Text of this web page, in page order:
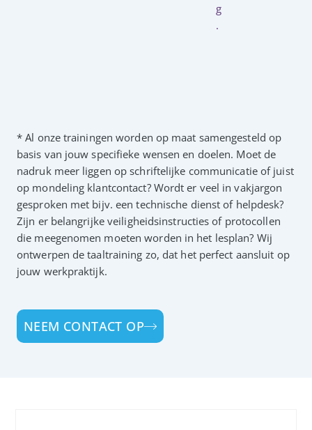
g
.
* Al onze trainingen worden op maat samengesteld op
basis van jouw specifieke wensen en doelen. Moet de
nadruk meer liggen op schriftelijke communicatie of juist
op mondeling klantcontact? Wordt er veel in vakjargon
gesproken met bijv. een technische dienst of helpdesk?
Zijn er belangrijke veiligheidsinstructies of protocollen
die meegenomen moeten worden in het lesplan? Wij
ontwerpen de taaltraining zo, dat het perfect aansluit op
jouw werkpraktijk.
NEEM CONTACT OP